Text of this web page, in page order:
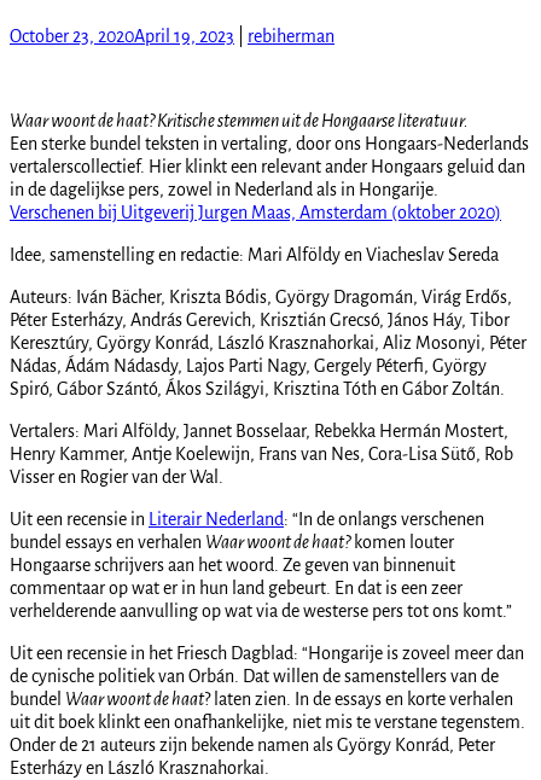
October 23, 2020April 19, 2023 rebiherman
Waar woont de haat? Kritische stemmen uit de Hongaarse literatuur.
Een sterke bundel teksten in vertaling, door ons Hongaars-Nederlands
vertalerscollectief. Hier klinkt een relevant ander Hongaars geluid dan
in de dagelijkse pers, zowel in Nederland als in Hongarije.
Verschenen bij Uitgeverij Jurgen Maas, Amsterdam (oktober 2020)
Idee, samenstelling en redactie: Mari Alföldy en Viacheslav Sereda
Auteurs: Iván Bächer, Kriszta Bódis, György Dragomán, Virág Erdős,
Péter Esterházy, András Gerevich, Krisztián Grecsó, János Háy, Tibor
Keresztúry, György Konrád, László Krasznahorkai, Aliz Mosonyi, Péter
Nádas, Ádám Nádasdy, Lajos Parti Nagy, Gergely Péterfi, György
Spiró, Gábor Szántó, Ákos Szilágyi, Krisztina Tóth en Gábor Zoltán.
Vertalers: Mari Alföldy, Jannet Bosselaar, Rebekka Hermán Mostert,
Henry Kammer, Antje Koelewijn, Frans van Nes, Cora-Lisa Sütő, Rob
Visser en Rogier van der Wal.
Uit een recensie in Literair Nederland: “In de onlangs verschenen
bundel essays en verhalen Waar woont de haat?komen louter
Hongaarse schrijvers aan het woord. Ze geven van binnenuit
commentaar op wat er in hun land gebeurt. En dat is een zeer
verhelderende aanvulling op wat via de westerse pers tot ons komt.”
Uit een recensie in het Friesch Dagblad: “Hongarije is zoveel meer dan
de cynische politiek van Orbán. Dat willen de samenstellers van de
bundel Waar woont de haat? laten zien. In de essays en korte verhalen
uit dit boek klinkt een onafhankelijke, niet mis te verstane tegenstem.
Onder de 21 auteurs zijn bekende namen als György Konrád, Peter
Esterházy en László Krasznahorkai.